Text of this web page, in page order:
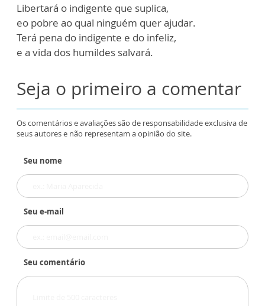
Libertará o indigente que suplica,
eo pobre ao qual ninguém quer ajudar.
Terá pena do indigente e do infeliz,
e a vida dos humildes salvará.
Seja o primeiro a comentar
Os comentários e avaliações são de responsabilidade exclusiva de
seus autores e não representam a opinião do site.
Seu nome
Seu e-mail
Seu comentário